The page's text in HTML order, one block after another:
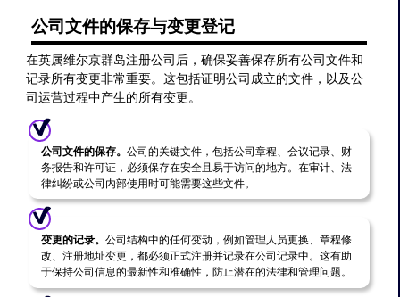
公司文件的保存与变更登记
在英属维尔京群岛注册公司后，确保妥善保存所有公司文件和
记录所有变更非常重要。这包括证明公司成立的文件，以及公
司运营过程中产生的所有变更。
公司文件的保存。公司的关键文件，包括公司章程、会议记录、财
务报告和许可证，必须保存在安全且易于访问的地方。在审计、法
律纠纷或公司内部使用时可能需要这些文件。
变更的记录。公司结构中的任何变动，例如管理人员更换、章程修
改、注册地址变更，都必须正式注册并记录在公司记录中。这有助
于保持公司信息的最新性和准确性，防止潜在的法律和管理问题。